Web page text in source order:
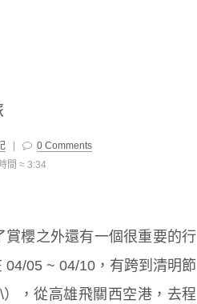
0 Comments
間 ≈ 3:34
賞櫻之外還有一個很重要的行
05 ~ 04/10，有跨到清明節
，從高雄飛關西空港，去程